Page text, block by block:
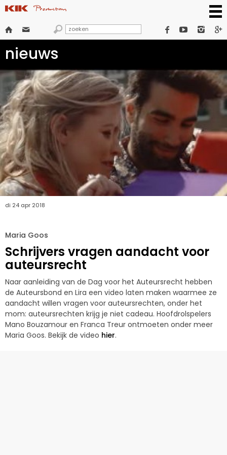
      
nieuws
di 24 apr 2018
Maria Goos
Schrijvers vragen aandacht voor
auteursrecht
Naar aanleiding van de Dag voor het Auteursrecht hebben
de Auteursbond en Lira een video laten maken waarmee ze
aandacht willen vragen voor auteursrechten, onder het
mom: auteursrechten krijg je niet cadeau. Hoofdrolspelers
Mano Bouzamour en Franca Treur ontmoeten onder meer
Maria Goos. Bekijk de video hier.